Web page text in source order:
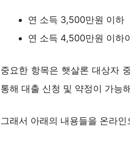
연 소득 3,500만원 이하
연 소득 4,500만원 이하
중요한 항목은 햇살론 대상자
통해 대출 신청 및 약정이 가능
그래서 아래의 내용들을 온라